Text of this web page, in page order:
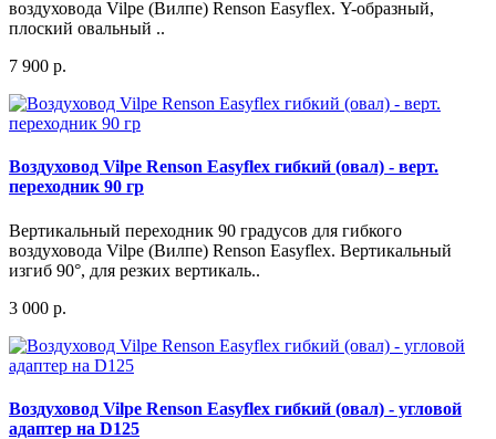
воздуховода Vilpe (Вилпе) Renson Easyflex. Y-образный,
плоский овальный ..
7 900 р.
Воздуховод Vilpe Renson Easyflex гибкий (овал) - верт.
переходник 90 гр
Вертикальный переходник 90 градусов для гибкого
воздуховода Vilpe (Вилпе) Renson Easyflex. Вертикальный
изгиб 90°, для резких вертикаль..
3 000 р.
Воздуховод Vilpe Renson Easyflex гибкий (овал) - угловой
адаптер на D125